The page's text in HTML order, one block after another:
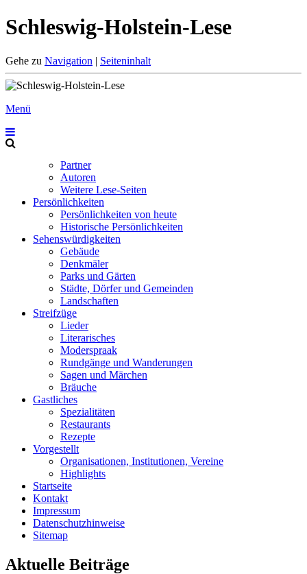
Schleswig-Holstein-Lese
Gehe zu Navigation | Seiteninhalt
Menü
Partner
Autoren
Weitere Lese-Seiten
Persönlichkeiten
Persönlichkeiten von heute
Historische Persönlichkeiten
Sehenswürdigkeiten
Gebäude
Denkmäler
Parks und Gärten
Städte, Dörfer und Gemeinden
Landschaften
Streifzüge
Lieder
Literarisches
Moderspraak
Rundgänge und Wanderungen
Sagen und Märchen
Bräuche
Gastliches
Spezialitäten
Restaurants
Rezepte
Vorgestellt
Organisationen, Institutionen, Vereine
Highlights
Startseite
Kontakt
Impressum
Datenschutzhinweise
Sitemap
Aktuelle Beiträge